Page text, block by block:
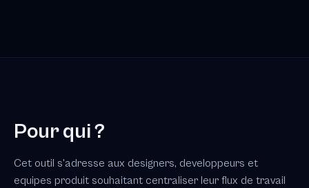
Pour qui ?
Cet outil s'adresse aux designers, developpeurs et
equipes produit souhaitant centraliser leur flux de travail